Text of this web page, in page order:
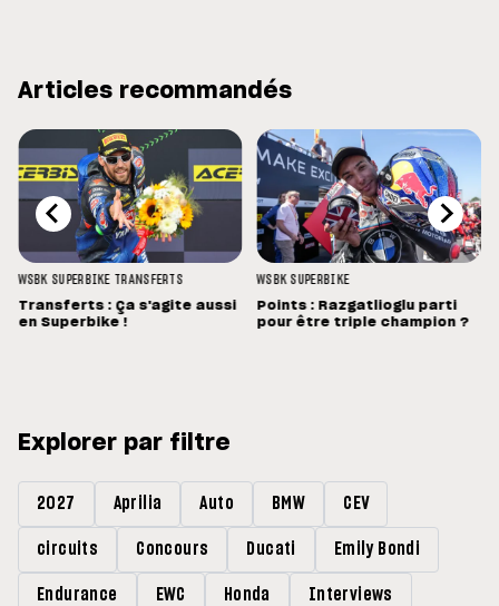
Articles recommandés
WSBK SUPERBIKE
TRANSFERTS
Transferts : Ça s'agite aussi
en Superbike !
WSBK SUPERBIKE
Points : Razgatlioglu parti
pour être triple champion ?
Explorer par filtre
2027 Aprilia Auto BMW CEV
circuits Concours Ducati Emily Bondi
Endurance EWC Honda Interviews